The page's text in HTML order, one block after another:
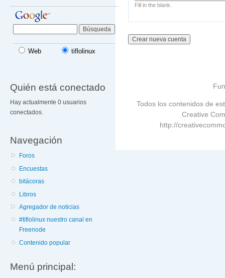
Web tiflolinux
Quién está conectado
Hay actualmente 0 usuarios
conectados.
Navegación
Foros
Encuestas
bitácoras
Libros
Agregador de noticias
#tiflolinux nuestro canal en
Freenode
Contenido popular
Menú principal:
Fill in the blank.
Todos los contenidos de
Creative
http://